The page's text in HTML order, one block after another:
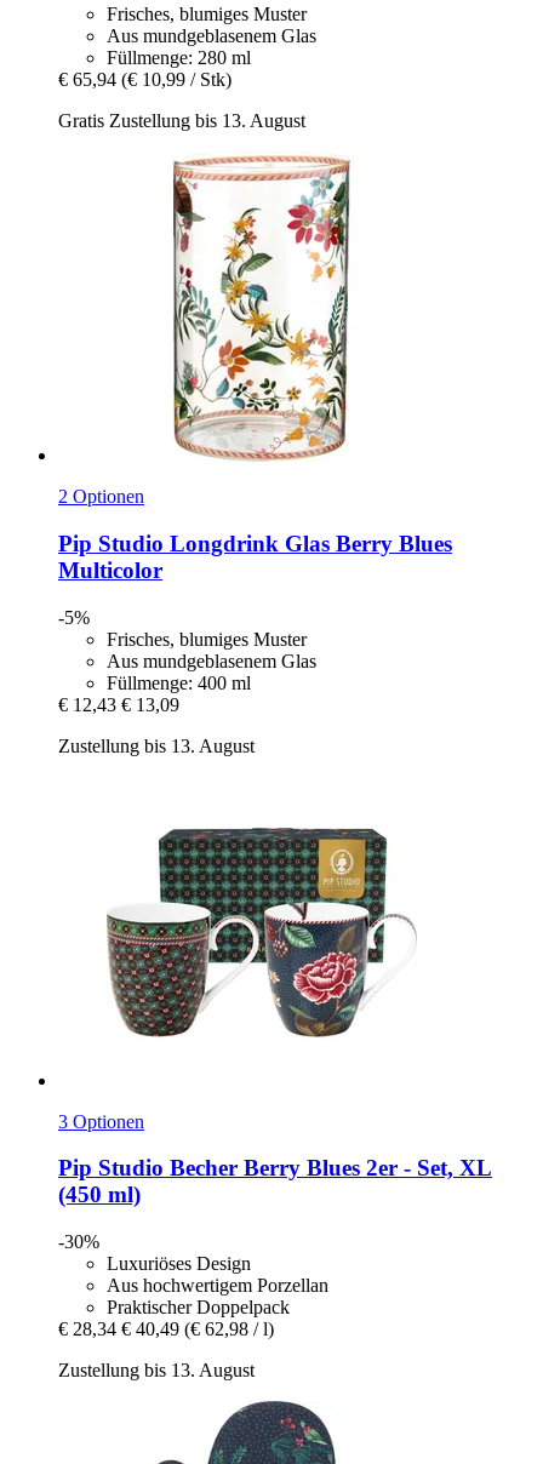
Frisches, blumiges Muster
Aus mundgeblasenem Glas
Füllmenge: 280 ml
€ 65,94 (€ 10,99 / Stk)
Gratis Zustellung bis 13. August
2 Optionen
Pip Studio Longdrink Glas Berry Blues
Multicolor
-5%
Frisches, blumiges Muster
Aus mundgeblasenem Glas
Füllmenge: 400 ml
€ 12,43 € 13,09
Zustellung bis 13. August
3 Optionen
Pip Studio Becher Berry Blues 2er -​ Set, XL
(450 ml)
-30%
Luxuriöses Design
Aus hochwertigem Porzellan
Praktischer Doppelpack
€ 28,34 € 40,49 (€ 62,98 / l)
Zustellung bis 13. August